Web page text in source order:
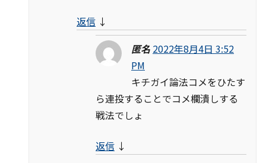
返信 ↓
匿名 2022年8月4日 3:52
PM
キチガイ論法コメをひたす
ら連投することでコメ欄潰しする
戦法でしょ
返信 ↓